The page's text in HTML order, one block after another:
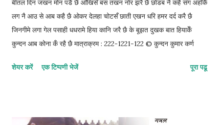
बीतल दिन जखन मोन पडै छै आँखिसँ बस तखन नोर झरै छै छोडब नै कहै संग अहाँकेँ
लग नै आउ से आब कहै छै ओकर देलहा चोटसँ छाती एखन धरि हमर दर्द करै छै
जिनगीमे लगा गेल पसाही धधरामे हिया कानि जरै छै के बूझत दुखक बात हियाकेँ
कुन्दन आब कोना कँ रहै छै मात्राक्रम : 222-1221-122 © कुन्दन कुमार कर्ण
शेयर करें एक टिप्पणी भेजें पूरा पढू